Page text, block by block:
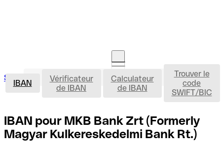
Se connecterOuvrir un compte IBAN
IBAN
Vérificateur
de IBAN
Calculateur
de IBAN
Trouver le
code
SWIFT/BIC
IBAN pour MKB Bank Zrt (Formerly
Magyar Kulkereskedelmi Bank Rt.)